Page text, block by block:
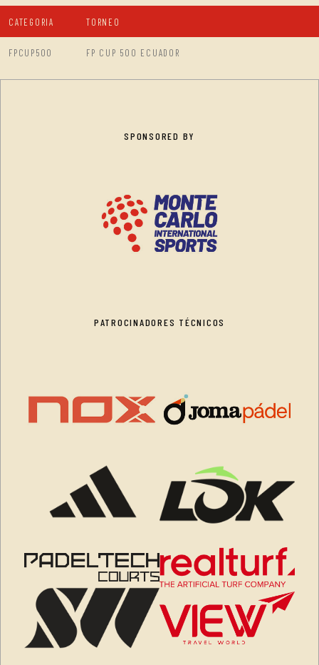
CATEGORIA TORNEO
FPCUP500 FP CUP 500 ECUADOR
SPONSORED BY
PATROCINADORES TÉCNICOS